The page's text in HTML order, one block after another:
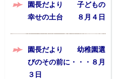
園長だより 子どもの
幸せの土台 ８月４日
園長だより 幼稚園選
びのその前に・・・８月
３日